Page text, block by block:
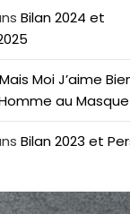
Bilan 2024 et
Mais Moi J’aime
au
Bilan 2023 et